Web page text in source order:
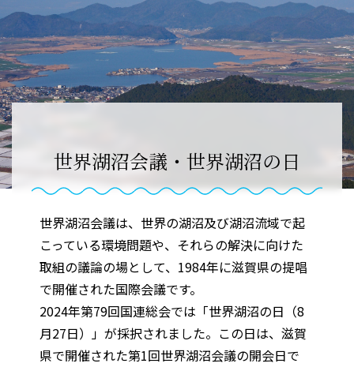
世界湖沼会議・世界湖沼の日
世界湖沼会議は、世界の湖沼及び湖沼流域で起
こっている環境問題や、それらの解決に向けた
取組の議論の場として、1984年に滋賀県の提唱
で開催された国際会議です。
2024年第79回国連総会では「世界湖沼の日（8
月27日）」が採択されました。この日は、滋賀
県で開催された第1回世界湖沼会議の開会日で